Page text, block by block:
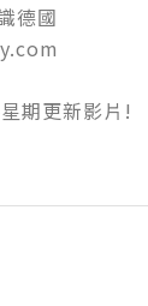
德國
期更新影片!